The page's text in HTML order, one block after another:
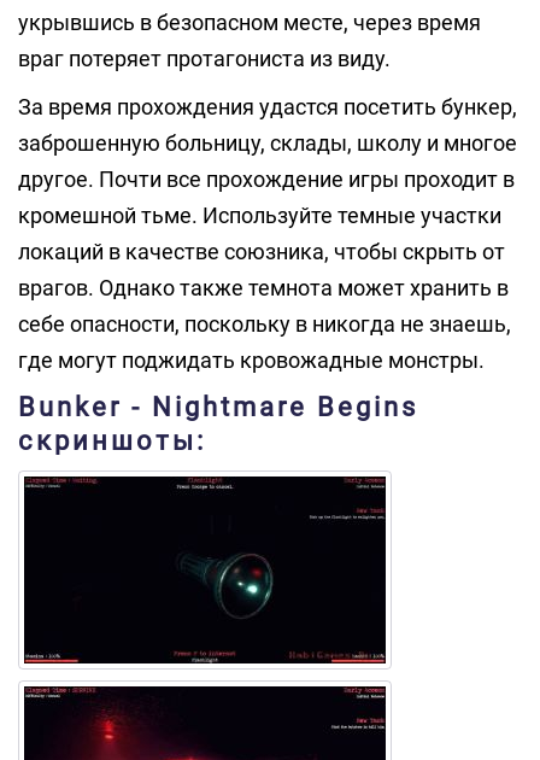
укрывшись в безопасном месте, через время
враг потеряет протагониста из виду.
За время прохождения удастся посетить бункер,
заброшенную больницу, склады, школу и многое
другое. Почти все прохождение игры проходит в
кромешной тьме. Используйте темные участки
локаций в качестве союзника, чтобы скрыть от
врагов. Однако также темнота может хранить в
себе опасности, поскольку в никогда не знаешь,
где могут поджидать кровожадные монстры.
Bunker - Nightmare Begins
скриншоты: